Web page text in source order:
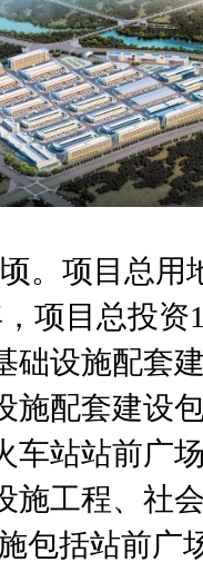
。项目总用
项目总投资
础设施配套
施配套建设
车站站前广
施工程、社
包括站前广